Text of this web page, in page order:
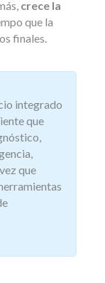
crece la
que la
finales.
integrado
que
que